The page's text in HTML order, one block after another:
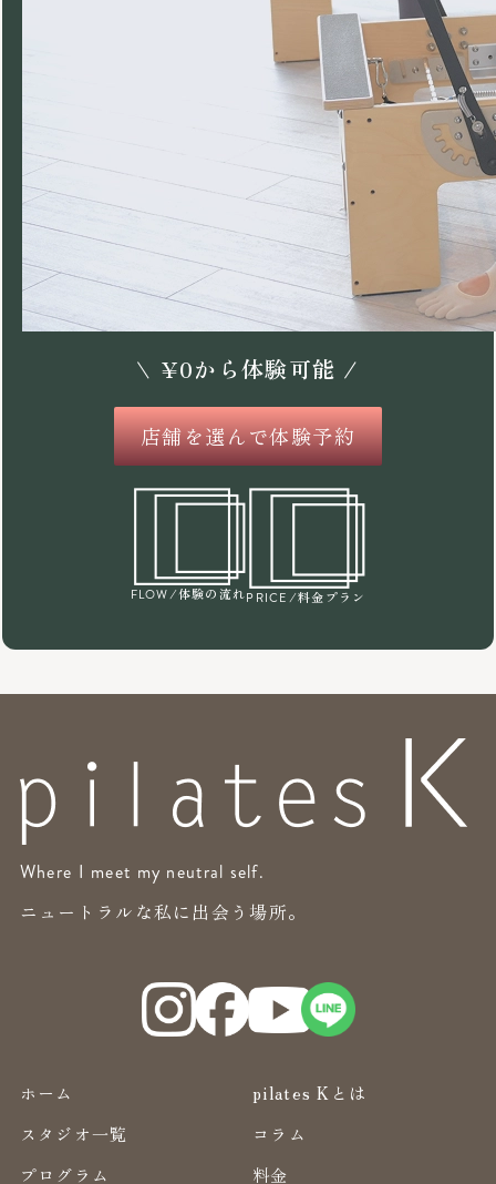
\ ¥0から体験可能 /
店舗を選んで体験予約
FLOW /体験の流れPRICE /料金プラン
Where I meet my neutral self.
ニュートラルな私に出会う場所。
ホーム
pilates Kとは
スタジオ一覧
コラム
プログラム
料金